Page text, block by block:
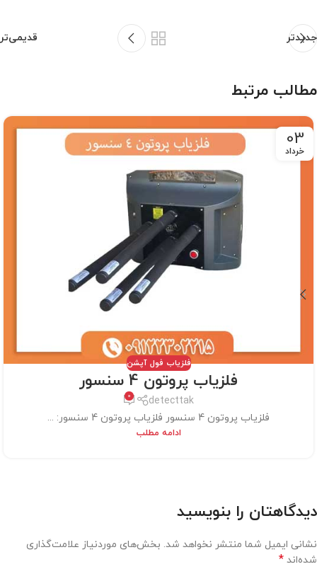
جدیدتر قدیمی‌تر
مطالب مرتبط
03
خرداد
فلزیاب فول آپشن
فلزیاب پروتون 4 سنسور
detecttak
0
فلزیاب پروتون 4 سنسور فلزیاب پروتون 4 سنسور: ...
ادامه مطلب
دیدگاهتان را بنویسید
نشانی ایمیل شما منتشر نخواهد شد. بخش‌های موردنیاز علامت‌گذاری
شده‌اند *